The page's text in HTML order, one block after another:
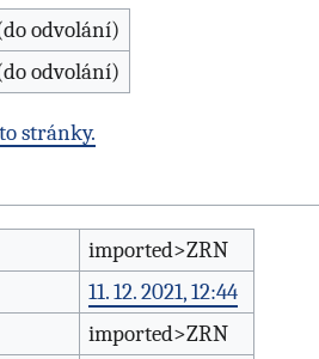
odvolání)
odvolání)
stránky.
imported>ZRN
11. 12. 2021, 12:44
imported>ZRN